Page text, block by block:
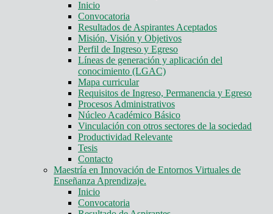
Inicio
Convocatoria
Resultados de Aspirantes Aceptados
Misión, Visión y Objetivos
Perfil de Ingreso y Egreso
Líneas de generación y aplicación del
conocimiento (LGAC)
Mapa curricular
Requisitos de Ingreso, Permanencia y Egreso
Procesos Administrativos
Núcleo Académico Básico
Vinculación con otros sectores de la sociedad
Productividad Relevante
Tesis
Contacto
Maestría en Innovación de Entornos Virtuales de
Enseñanza Aprendizaje.
Inicio
Convocatoria